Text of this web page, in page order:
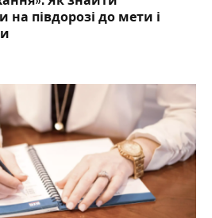
півдорозі до мети і